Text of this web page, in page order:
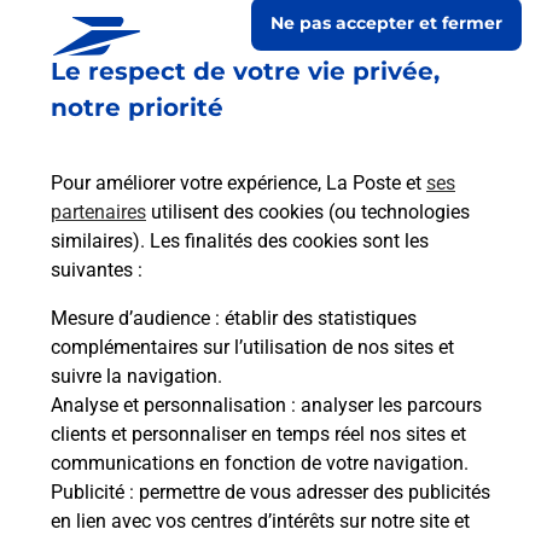
Le respect de votre vie privée,
notre priorité
Pour améliorer votre expérience, La Poste et ses
partenaires utilisent des cookies (ou technologies
similaires). Les finalités des cookies sont les
suivantes :
Mesure d’audience : établir des statistiques
complémentaires sur l’utilisation de nos sites et
suivre la navigation.
Analyse et personnalisation : analyser les parcours
clients et personnaliser en temps réel nos sites et
communications en fonction de votre navigation.
Publicité : permettre de vous adresser des publicités
en lien avec vos centres d’intérêts sur notre site et
Ne pas accepter et fermer
Collecte du courrier aujourd'hui à 09h00
7 Rue Sous L Eglise
08430 Mazerny
Itinéraire
Le lien s'ouvre dans un nouvel onglet